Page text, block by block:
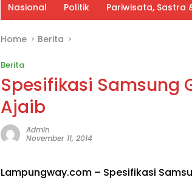
dan
Terupdate
Nasional Politik Pariwisata, Sastra
Home Berita
Berita
Spesifikasi Samsung
Ajaib
Admin
November 11, 2014
Lampungway.com – Spesifikasi